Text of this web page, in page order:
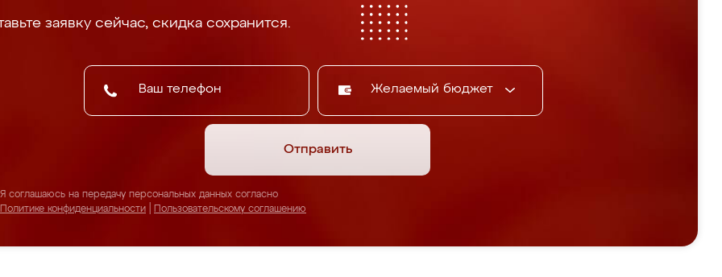
заявку сейчас, скидка сохранится.
Желаемый бюджет
Отправить
Я соглашаюсь на передачу персональных данных согласно
Политике конфиденциальности
Пользовательскому соглашению